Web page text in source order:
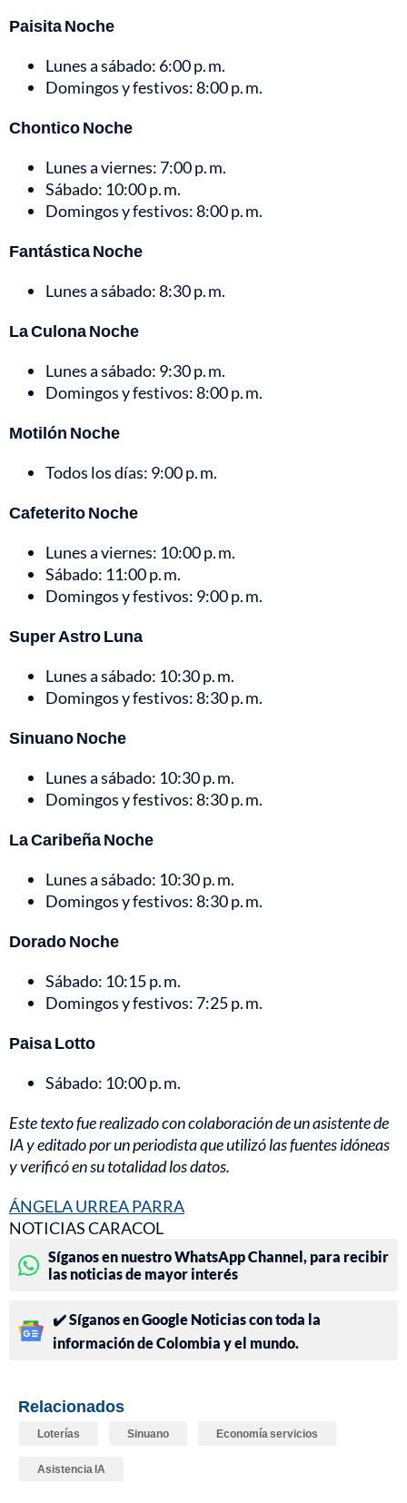
Paisita Noche
Lunes a sábado: 6:00 p. m.
Domingos y festivos: 8:00 p. m.
Chontico Noche
Lunes a viernes: 7:00 p. m.
Sábado: 10:00 p. m.
Domingos y festivos: 8:00 p. m.
Fantástica Noche
Lunes a sábado: 8:30 p. m.
La Culona Noche
Lunes a sábado: 9:30 p. m.
Domingos y festivos: 8:00 p. m.
Motilón Noche
Todos los días: 9:00 p. m.
Cafeterito Noche
Lunes a viernes: 10:00 p. m.
Sábado: 11:00 p. m.
Domingos y festivos: 9:00 p. m.
Super Astro Luna
Lunes a sábado: 10:30 p. m.
Domingos y festivos: 8:30 p. m.
Sinuano Noche
Lunes a sábado: 10:30 p. m.
Domingos y festivos: 8:30 p. m.
La Caribeña Noche
Lunes a sábado: 10:30 p. m.
Domingos y festivos: 8:30 p. m.
Dorado Noche
Sábado: 10:15 p. m.
Domingos y festivos: 7:25 p. m.
Paisa Lotto
Sábado: 10:00 p. m.
Este texto fue realizado con colaboración de un asistente de
IA y editado por un periodista que utilizó las fuentes idóneas
y verificó en su totalidad los datos.
ÁNGELA URREA PARRA
NOTICIAS CARACOL
Síganos en nuestro WhatsApp Channel, para recibir
las noticias de mayor interés
✔️ Síganos en Google Noticias con toda la
información de Colombia y el mundo.
Relacionados
Loterías Sinuano Economía servicios
Asistencia IA